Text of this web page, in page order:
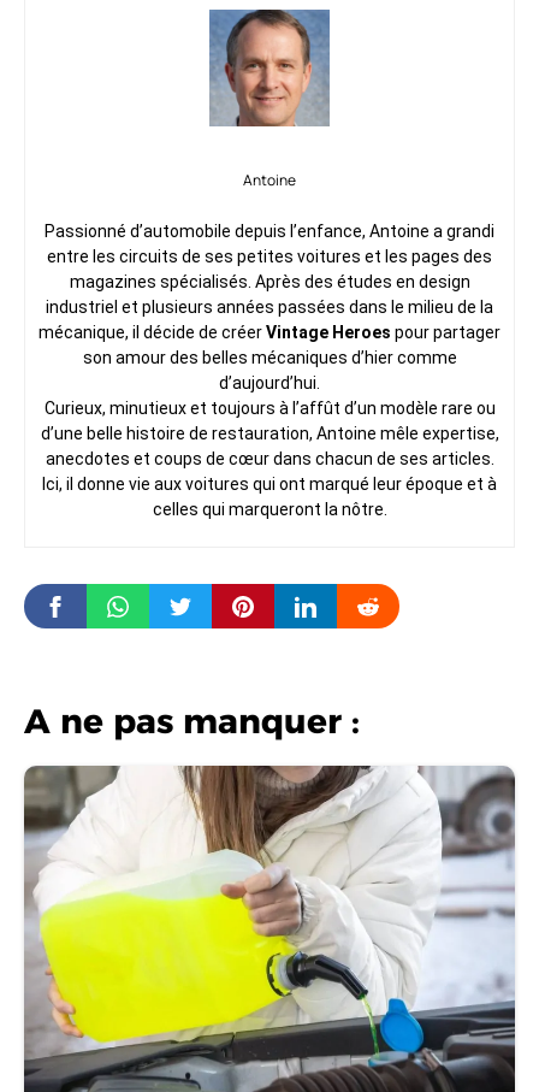
Antoine
Passionné d’automobile depuis l’enfance, Antoine a grandi
entre les circuits de ses petites voitures et les pages des
magazines spécialisés. Après des études en design
industriel et plusieurs années passées dans le milieu de la
mécanique, il décide de créerVintage Heroes pour partager
son amour des belles mécaniques d’hier comme
d’aujourd’hui.
Curieux, minutieux et toujours à l’affût d’un modèle rare ou
d’une belle histoire de restauration, Antoine mêle expertise,
anecdotes et coups de cœur dans chacun de ses articles.
Ici, il donne vie aux voitures qui ont marqué leur époque et à
celles qui marqueront la nôtre.
A ne pas manquer :